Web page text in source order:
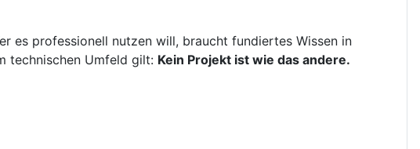
es professionell nutzen will, braucht fundiertes Wissen in
technischen Umfeld gilt: Kein Projekt ist wie das andere.